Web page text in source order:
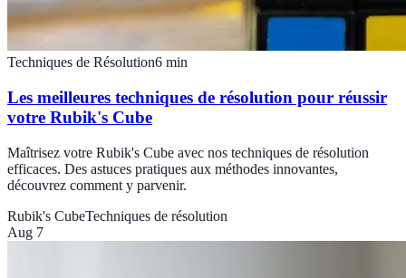
Techniques de Résolution6 min
Les meilleures techniques de résolution pour réussir
votre Rubik's Cube
Maîtrisez votre Rubik's Cube avec nos techniques de résolution
efficaces. Des astuces pratiques aux méthodes innovantes,
découvrez comment y parvenir.
Rubik's CubeTechniques de résolution
Aug 7